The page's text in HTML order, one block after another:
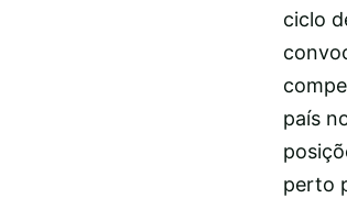
ciclo
país
perto